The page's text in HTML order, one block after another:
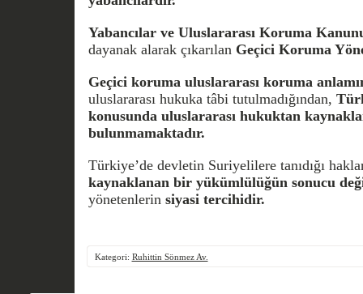
Yabancılar ve Uluslararası Koruma
dayanak alarak çıkarılan Geçici Koruma
Geçici koruma uluslararası koruma
uluslararası hukuka tâbi tutulmadığından,
konusunda uluslararası hukuktan
bulunmamaktadır.
Türkiye’de devletin Suriyelilere tanıdığı
kaynaklanan bir yükümlülüğün sonucu
yönetenlerin siyasi tercihidir.
Kategori: Ruhittin Sönmez Av.